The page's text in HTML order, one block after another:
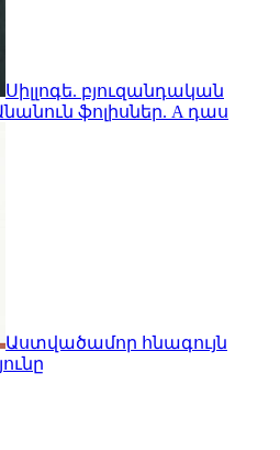
Սիլլոգե. բյուզանդական
ֆոլիսներ. A դաս
Աստվածամոր հնագույն